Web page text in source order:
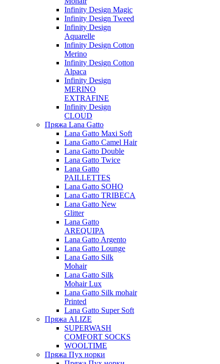
Infinity Design Magic
Infinity Design Tweed
Infinity Design
Aquarelle
Infinity Design Cotton
Merino
Infinity Design Cotton
Alpaca
Infinity Design
MERINO
EXTRAFINE
Infinity Design
CLOUD
Пряжа Lana Gatto
Lana Gatto Maxi Soft
Lana Gatto Camel Hair
Lana Gatto Double
Lana Gatto Twice
Lana Gatto
PAILLETTES
Lana Gatto SOHO
Lana Gatto TRIBECA
Lana Gatto New
Glitter
Lana Gatto
AREQUIPA
Lana Gatto Argento
Lana Gatto Lounge
Lana Gatto Silk
Mohair
Lana Gatto Silk
Mohair Lux
Lana Gatto Silk mohair
Printed
Lana Gatto Super Soft
Пряжа ALIZE
SUPERWASH
COMFORT SOCKS
WOOLTIME
Пряжа Пух норки